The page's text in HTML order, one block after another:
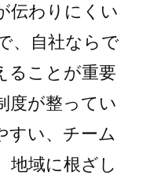
伝わりにくい
、自社ならで
ることが重要
度が整ってい
すい、チーム
地域に根ざし